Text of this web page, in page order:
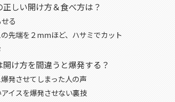
しい開け方＆食べ方は？
る
先端を２mmほど、ハサミでカット
け方を間違うと爆発する？
発させてしまった人の声
イスを爆発させない裏技